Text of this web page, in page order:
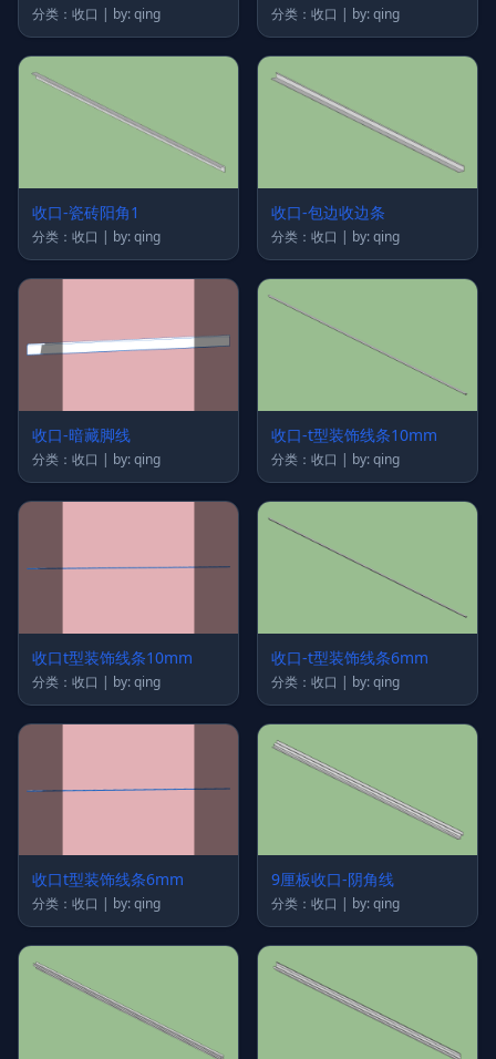
分类：收口 | by: qing 分类：收口 | by: qing
收口-瓷砖阳角1
分类：收口 | by: qing
收口-包边收边条
分类：收口 | by: qing
收口-暗藏脚线
分类：收口 | by: qing
收口-t型装饰线条10mm
分类：收口 | by: qing
收口t型装饰线条10mm
分类：收口 | by: qing
收口-t型装饰线条6mm
分类：收口 | by: qing
收口t型装饰线条6mm
分类：收口 | by: qing
9厘板收口-阴角线
分类：收口 | by: qing